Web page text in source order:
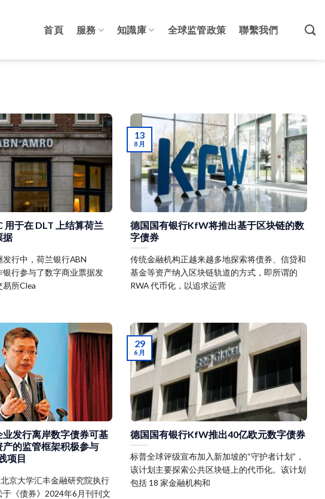
首頁 服務 知識庫 全球监管政策 聯繫我們
用于在 DLT 上结算荷兰
据
行中，荷兰银行ABN
行参与了数字商业票据发
所Clea
德国国有银行KfW将推出基于区块链的数
字债券
传统金融机构正越来越多地探索将债券、信贷和
基金等资产纳入区块链轨道的方式，即所谓的
RWA 代币化，以追求运营
13
8 月
发行离岸数字债券可基
的监管框架积极参与
项目
京大学汇丰金融研究院执行
《债券》2024年6月刊刊文
德国国有银行KfW推出40亿欧元数字债券
标普全球评级宣布加入新加坡的“守护者计划”，
该计划主要探索公共区块链上的代币化。该计划
包括 18 家金融机构和
29
6 月